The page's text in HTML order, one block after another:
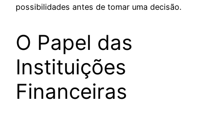
possibilidades antes de tomar uma decisão.
O Papel das
Instituições
Financeiras